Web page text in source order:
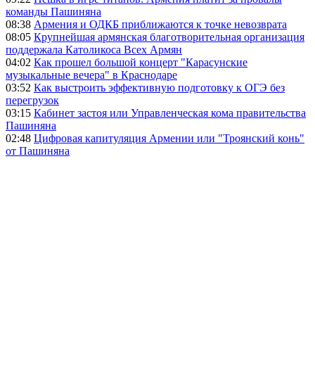
команды Пашиняна
08:38 Армения и ОДКБ приближаются к точке невозврата
08:05 Крупнейшая армянская благотворительная организация
поддержала Католикоса Всех Армян
04:02 Как прошел большой концерт "Карасунские
музыкальные вечера" в Краснодаре
03:52 Как выстроить эффективную подготовку к ОГЭ без
перегрузок
03:15 Кабинет застоя или Управленческая кома правительства
Пашиняна
02:48 Цифровая капитуляция Армении или "Троянский конь"
от Пашиняна